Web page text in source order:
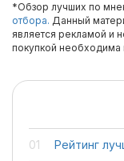
*Обзор лучших по
отбора. Данный
является рекламой и
покупкой необходима
Рейтинг